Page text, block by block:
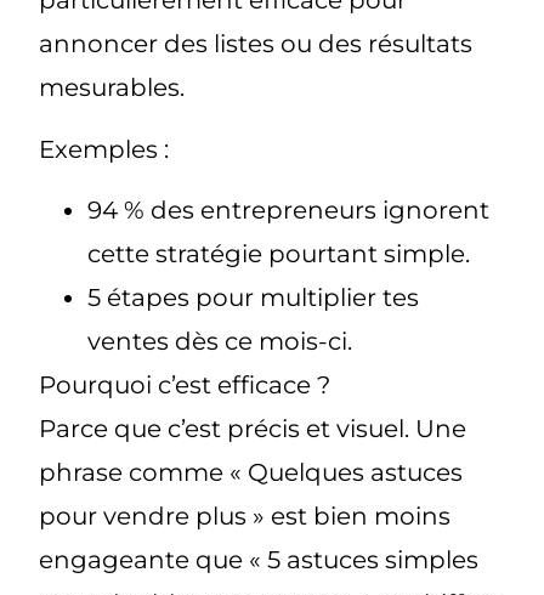
annoncer des listes ou des résultats
mesurables.
Exemples :
94 % des entrepreneurs ignorent
cette stratégie pourtant simple.
5 étapes pour multiplier tes
ventes dès ce mois-ci.
Pourquoi c’est efficace ?
Parce que c’est précis et visuel. Une
phrase comme « Quelques astuces
pour vendre plus » est bien moins
engageante que « 5 astuces simples